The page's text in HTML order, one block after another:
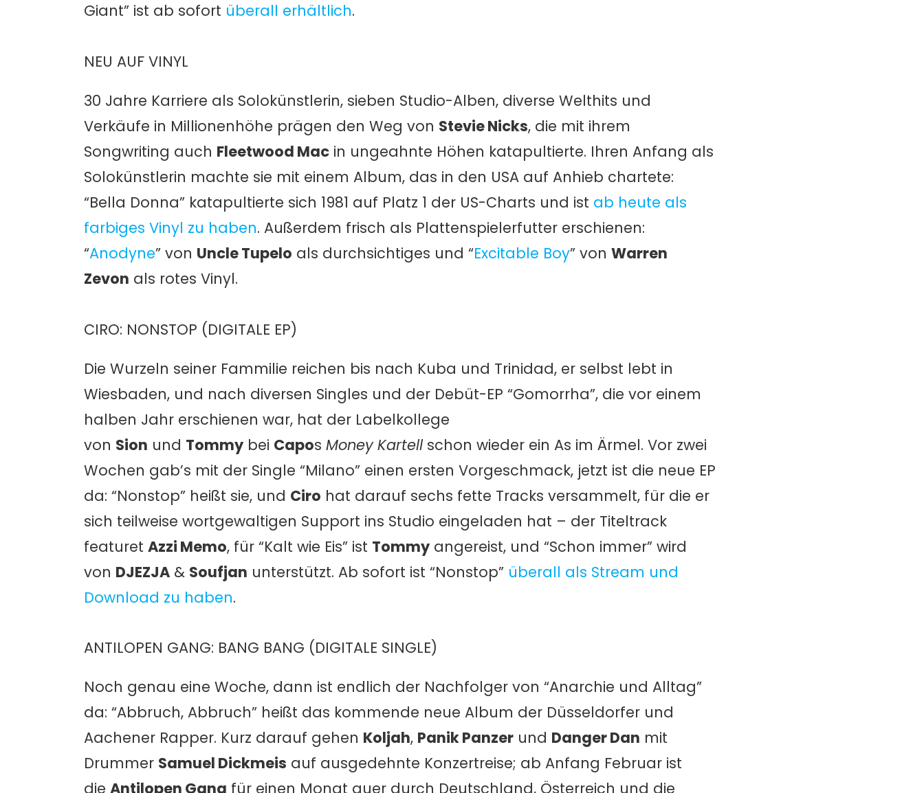
Giant” ist ab sofort überall erhältlich.
NEU AUF VINYL
30 Jahre Karriere als Solokünstlerin, sieben Studio-Alben, diverse Welthits und
Verkäufe in Millionenhöhe prägen den Weg von Stevie Nicks, die mit ihrem
Songwriting auch Fleetwood Mac in ungeahnte Höhen katapultierte. Ihren Anfang als
Solokünstlerin machte sie mit einem Album, das in den USA auf Anhieb chartete:
“Bella Donna” katapultierte sich 1981 auf Platz 1 der US-Charts und ist ab heute als
farbiges Vinyl zu haben. Außerdem frisch als Plattenspielerfutter erschienen:
“Anodyne” von Uncle Tupelo als durchsichtiges und “Excitable Boy” von Warren
Zevon als rotes Vinyl.
CIRO: NONSTOP (DIGITALE EP)
Die Wurzeln seiner Fammilie reichen bis nach Kuba und Trinidad, er selbst lebt in
Wiesbaden, und nach diversen Singles und der Debüt-EP “Gomorrha”, die vor einem
halben Jahr erschienen war, hat der Labelkollege
von Sion und Tommy bei Capos Money Kartell schon wieder ein As im Ärmel. Vor zwei
Wochen gab’s mit der Single “Milano” einen ersten Vorgeschmack, jetzt ist die neue EP
da: “Nonstop” heißt sie, und Ciro hat darauf sechs fette Tracks versammelt, für die er
sich teilweise wortgewaltigen Support ins Studio eingeladen hat – der Titeltrack
featuret Azzi Memo, für “Kalt wie Eis” ist Tommy angereist, und “Schon immer” wird
von DJEZJA & Soufjan unterstützt. Ab sofort ist “Nonstop” überall als Stream und
Download zu haben.
ANTILOPEN GANG: BANG BANG (DIGITALE SINGLE)
Noch genau eine Woche, dann ist endlich der Nachfolger von “Anarchie und Alltag”
da: “Abbruch, Abbruch” heißt das kommende neue Album der Düsseldorfer und
Aachener Rapper. Kurz darauf gehen Koljah, Panik Panzer und Danger Dan mit
Drummer Samuel Dickmeis auf ausgedehnte Konzertreise; ab Anfang Februar ist
die Antilopen Gang für einen Monat quer durch Deutschland, Österreich und die